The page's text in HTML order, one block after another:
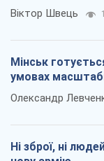
Віктор Швець
Мінськ
умовах
Олександр
Ні зброї, ні